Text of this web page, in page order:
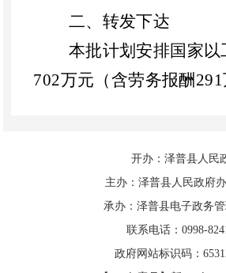
二、 转发下达
本批计划安排国家以
702万元（含劳务报酬291
项目单位要严格落实
项目前期工作，严格按批
建设，及时准确上报进度
开办：泽普县人民
主办：泽普县人民政府
承办：泽普县电子政务
联系电话：0998-
政府网站标识码：